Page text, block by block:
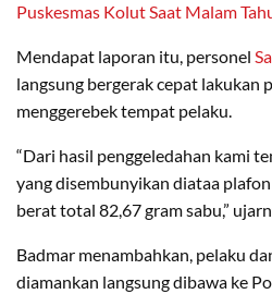
Puskesmas Kolut Saat Malam
Mendapat laporan itu, personel
langsung bergerak cepat lakukan
menggerebek tempat pelaku.
“Dari hasil penggeledahan kami
yang disembunyikan diataa
berat total 82,67 gram sabu,”
Badmar menambahkan, pelaku
diamankan langsung dibawa ke